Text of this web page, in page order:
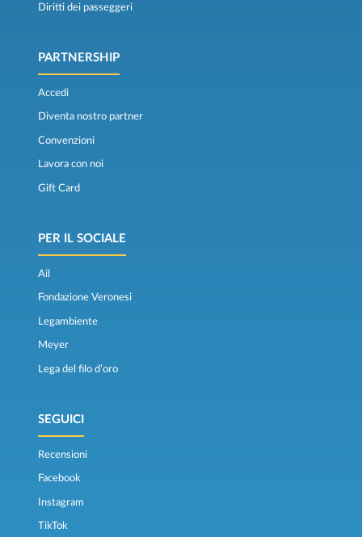
Diritti dei passeggeri
PARTNERSHIP
Accedi
Diventa nostro partner
Convenzioni
Lavora con noi
Gift Card
PER IL SOCIALE
Ail
Fondazione Veronesi
Legambiente
Meyer
Lega del filo d’oro
SEGUICI
Recensioni
Facebook
Instagram
TikTok